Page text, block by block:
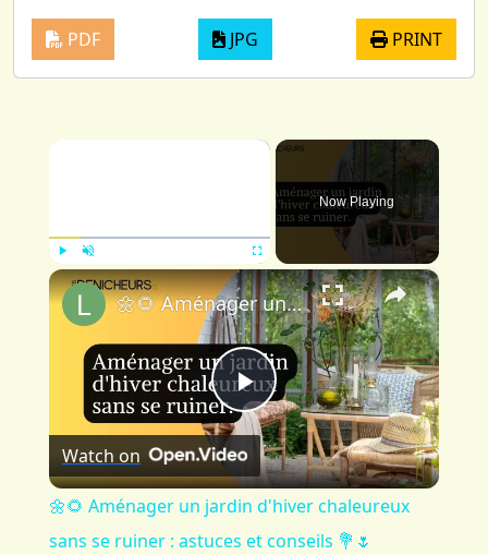
PDF JPG PRINT
×
Fullscreen
Now Playing
×
Play
Video
🌼🌻 Aménager un jardin d'hiver chaleureux sans se ruiner : astuces et conseils 💐🌷
Watch on
🌼🌻 Aménager un jardin d'hiver chaleureux
sans se ruiner : astuces et conseils 💐🌷